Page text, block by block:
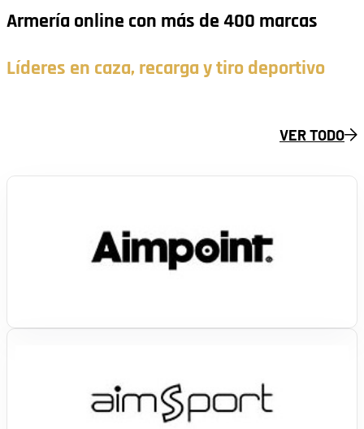
Armería online con más de 400 marcas
Líderes en caza, recarga y tiro deportivo
VER TODO